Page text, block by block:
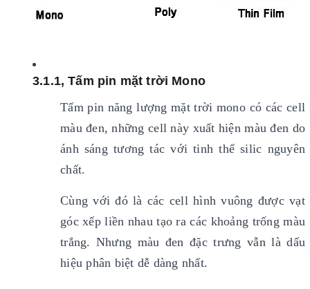
3.1.1, Tấm pin mặt trời Mono
Tấm pin năng lượng mặt trời mono có các cell
màu đen, những cell này xuất hiện màu đen do
ánh sáng tương tác với tinh thể silic nguyên
chất.
Cùng với đó là các cell hình vuông được vạt
góc xếp liền nhau tạo ra các khoảng trống màu
trắng. Nhưng màu đen đặc trưng vẫn là dấu
hiệu phân biệt dễ dàng nhất.